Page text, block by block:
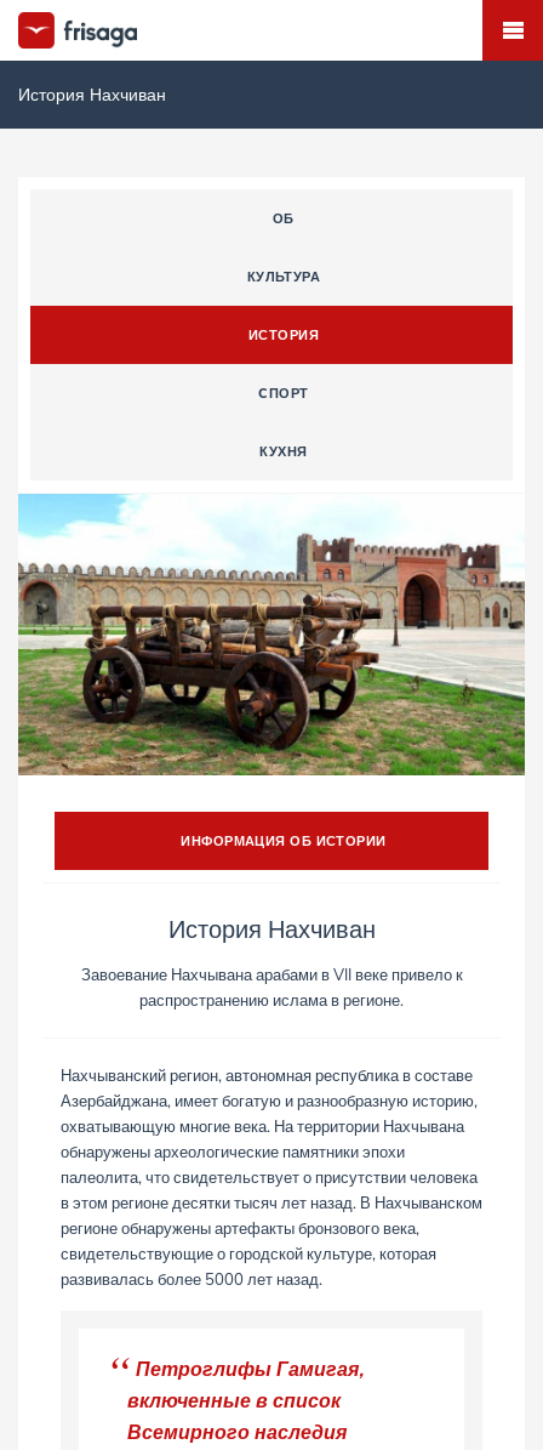
История Нахчиван
ОБ
КУЛЬТУРА
ИСТОРИЯ
CПОРТ
КУХНЯ
ИНФОРМАЦИЯ ОБ ИСТОРИИ
История Нахчиван
Завоевание Нахчывана арабами в VII веке привело к
распространению ислама в регионе.
Нахчыванский регион, автономная республика в составе
Азербайджана, имеет богатую и разнообразную историю,
охватывающую многие века. На территории Нахчывана
обнаружены археологические памятники эпохи
палеолита, что свидетельствует о присутствии человека
в этом регионе десятки тысяч лет назад. В Нахчыванском
регионе обнаружены артефакты бронзового века,
свидетельствующие о городской культуре, которая
развивалась более 5000 лет назад.
Петроглифы Гамигая,
включенные в список
Всемирного наследия